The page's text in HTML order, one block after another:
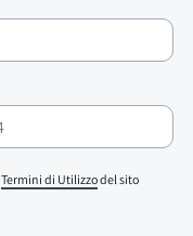
Termini di Utilizzodel sito